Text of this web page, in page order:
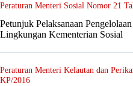
Peraturan Menteri Sosial Nomor 21
Petunjuk Pelaksanaan
Lingkungan Kementerian Sosial
Peraturan Menteri Kelautan dan
KP/2016